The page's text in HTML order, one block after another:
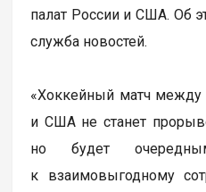
палат России и США. Об
служба новостей.
«Хоккейный матч между
и США не станет
но будет
к взаимовыгодному